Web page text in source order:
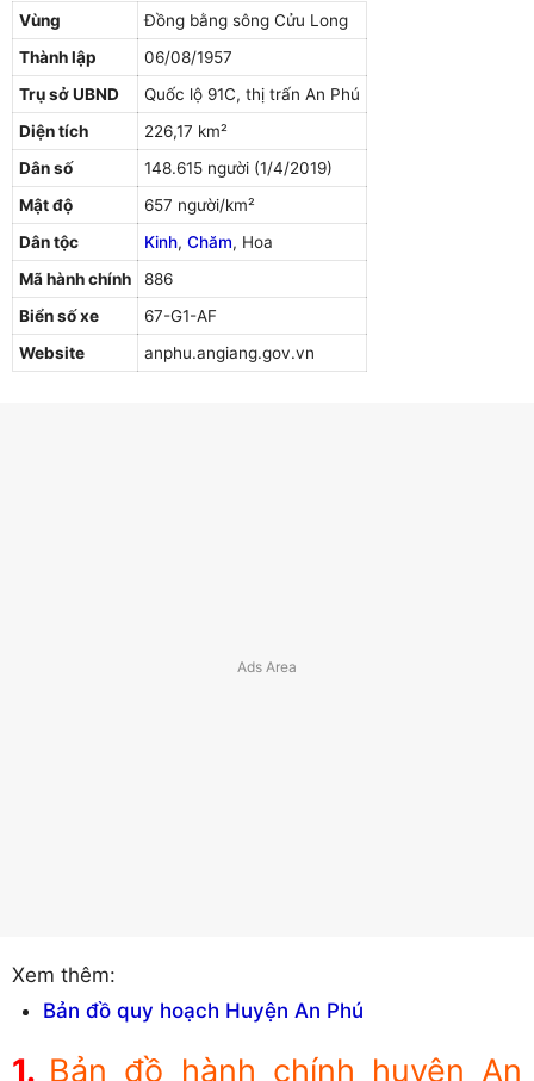
Vùng
Đồng bằng sông Cửu Long
Thành lập
06/08/1957
Trụ sở UBND
Quốc lộ 91C, thị trấn An Phú
Diện tích
226,17 km²
Dân số
148.615 người (1/4/2019)
Mật độ
657 người/km²
Dân tộc
Kinh, Chăm, Hoa
Mã hành chính
886
Biển số xe
67-G1-AF
Website
anphu.angiang.gov.vn
Xem thêm:
Bản đồ quy hoạch Huyện An Phú
Bản đồ hành chính huyện An